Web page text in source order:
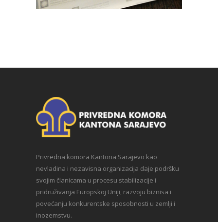
Privredna komora Kantona Sarajevo kao
nevladina i nezavisna organizacija daje podršku
svojim članicama u procesu stabilizacije i
pridruživanja Europskoj Uniji, razvoju biznisa i
povećanju konkurentske sposobnosti u zemlji i
inozemstvu.